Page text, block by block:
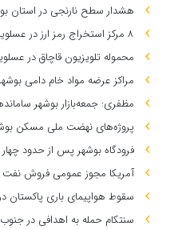
هشدار سطح نارنجی در استان
۸ مرکز استخراج رمز ارز در عسلویه متلاشی شد
محموله تلویزیون قاچاق در
مراکز عرضه مواد خام دامی
مظفری: جمعه‌بازار بوشهر
پروژه‌های نهضت ملی مسکن
فرودگاه بوشهر پس از حدود
آمریکا مجوز عمومی فروش نفت
سقوط هواپیمای باری پاکستان
سنتکام حمله به اهدافی در جنوب